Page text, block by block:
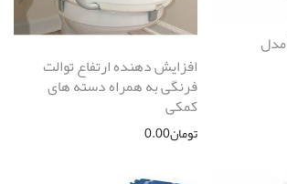
تشك برقي Beurer مدل
افزایش دهنده ارتفاع توالت
فرنگی به همراه دسته های
کمکی
تومان0.00